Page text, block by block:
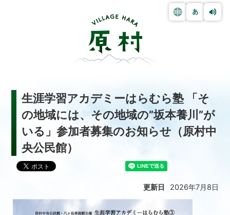
生涯学習アカデミーはらむら塾 「そ
の地域には、その地域の”坂本養川”が
いる」参加者募集のお知らせ（原村中
央公民館）
更新日 2026年7月8日